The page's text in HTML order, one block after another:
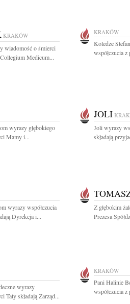
KRAKÓW
wiadomość o śmierci
Medicum...
KRAKÓW
Koledze
współczucia
wyrazy głębokiego
Mamy i...
JOLI
Joli wyrazy
składają
wyrazy współczucia
Dyrekcja i...
Z głębokim
Prezesa
wyrazy
Taty składają Zarząd...
KRAKÓW
Pani Halinie
współczucia